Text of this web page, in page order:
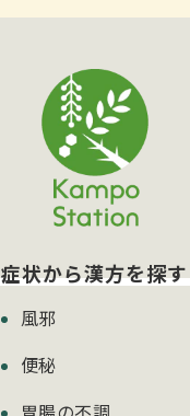
症状から漢方を探す
風邪
便秘